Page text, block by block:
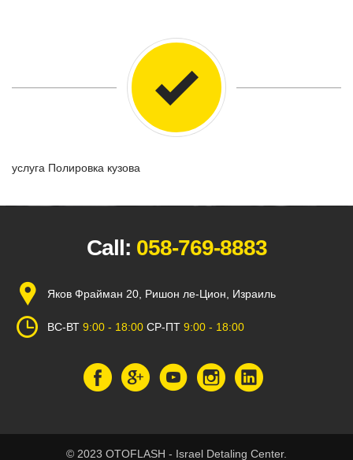
услуга Полировка кузова
Call: 058-769-8883
Яков Фрайман 20, Ришон ле-Цион, Израиль
ВС-ВТ 9:00 - 18:00 СР-ПТ 9:00 - 18:00
© 2023 OTOFLASH - Israel Detaling Center.